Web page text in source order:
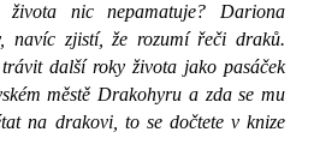
nic nepamatuje? Dariona
navíc zjistí, že rozumí řeči draků.
další roky života jako pasáček
městě Drakohyru a zda se mu
na drakovi, to se dočtete v knize